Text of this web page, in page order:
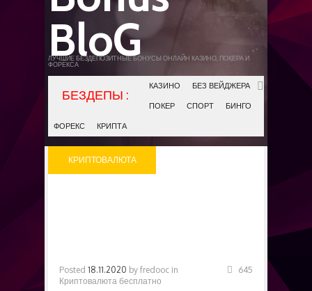
BloG
ЛУЧШИЕ БЕЗДЕПОЗИТНЫЕ БОНУСЫ ОНЛАЙН КАЗИНО, ПОКЕРА И
ФОРЕКСА
КАЗИНО БЕЗ ВЕЙДЖЕРА
ПОКЕР СПОРТ БИНГО
ФОРЕКС КРИПТА
КРИПТОВАЛЮТА
Posted 18.11.2020 by fredooc in
Криптовалюта бесплатно
645